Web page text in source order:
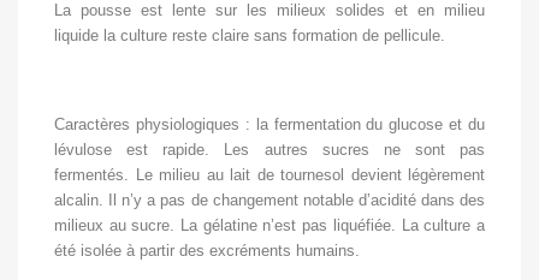
La pousse est lente sur les milieux solides et en milieu
liquide la culture reste claire sans formation de pellicule.
Caractères physiologiques : la fermentation du glucose et du
lévulose est rapide. Les autres sucres ne sont pas
fermentés. Le milieu au lait de tournesol devient légèrement
alcalin. Il n’y a pas de changement notable d’acidité dans des
milieux au sucre. La gélatine n’est pas liquéfiée. La culture a
été isolée à partir des excréments humains.